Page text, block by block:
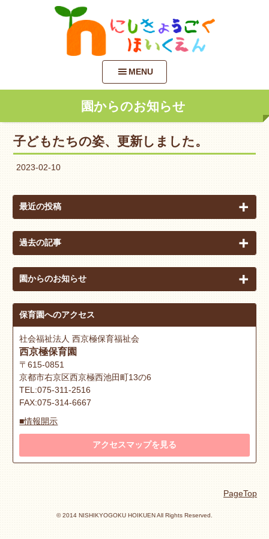
MENU
園からのお知らせ
子どもたちの姿、更新しました。
2023-02-10
最近の投稿
過去の記事
園からのお知らせ
保育園へのアクセス
社会福祉法人 西京極保育福祉会
西京極保育園
〒615-0851
京都市右京区西京極西池田町13の6
TEL:075-311-2516
FAX:075-314-6667
■情報開示
アクセスマップを見る
PageTop
© 2014 NISHIKYOGOKU HOIKUEN All Rights Reserved.